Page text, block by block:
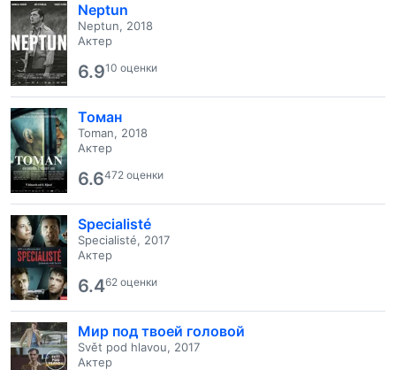
Neptun
Neptun, 2018
Актер
6.910 оценки
Томан
Toman, 2018
Актер
6.6472 оценки
Specialisté
Specialisté, 2017
Актер
6.462 оценки
Мир под твоей головой
Svět pod hlavou, 2017
Актер